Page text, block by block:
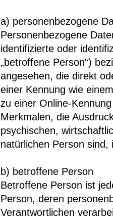
a) personenbezogene
Personenbezogene
identifizierte oder
„betroffene Person“)
angesehen, die direkt
einer Kennung wie
zu einer Online-
Merkmalen, die
psychischen,
natürlichen Person
b) betroffene Person
Betroffene Person ist
Person, deren
Verantwortlichen